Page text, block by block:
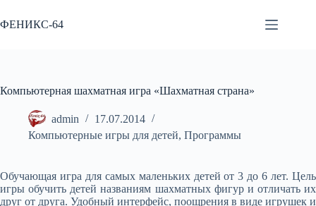
к
сути
ФЕНИКС-64
Компьютерная шахматная игра «Шахматная страна»
admin
17.07.2014
Компьютерные игры для детей, Программы
Обучающая игра для самых маленьких детей от 3 до 6 лет. Цель
игры обучить детей названиям шахматных фигур и отличать их
друг от друга. Удобный интерфейс, поощрения в виде игрушек и